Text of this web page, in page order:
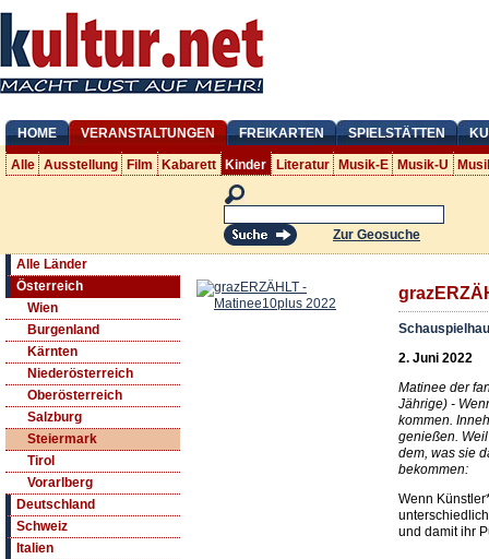
HOME VERANSTALTUNGEN FREIKARTEN SPIELSTÄTTEN
Alle Ausstellung Film Kabarett Kinder Literatur Musik-E Musik-U
Zur Geosuche
Alle Länder
Österreich
Wien
Burgenland
Kärnten
Niederösterreich
Oberösterreich
Salzburg
Steiermark
Tirol
Vorarlberg
Deutschland
Schweiz
Italien
2. Juni 2022
Matinee der
Jährige) -
kommen.
genießen.
dem, was sie
bekommen:
Wenn
und damit ihr